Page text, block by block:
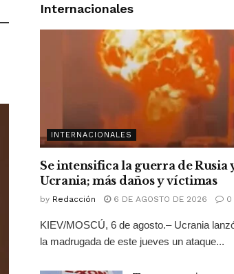
Internacionales
INTERNACIONALES
Se intensifica la guerra de Rusia
Ucrania; más daños y víctimas
by Redacción 6 DE AGOSTO DE 2026 0
KIEV/MOSCÚ, 6 de agosto.– Ucrania
la madrugada de este jueves un ataque...